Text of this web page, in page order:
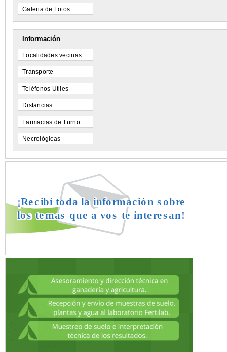
Galeria de Fotos
Información
Localidades vecinas
Transporte
Teléfonos Utiles
Distancias
Farmacias de Turno
Necrológicas